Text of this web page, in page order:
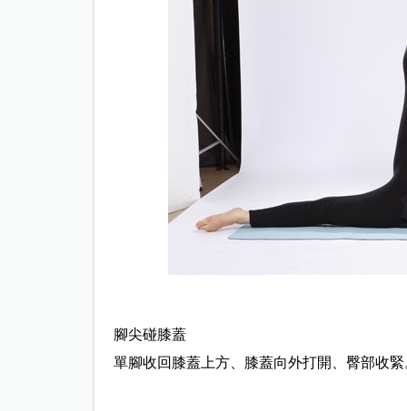
腳尖碰膝蓋
單腳收回膝蓋上方、膝蓋向外打開、臀部收緊